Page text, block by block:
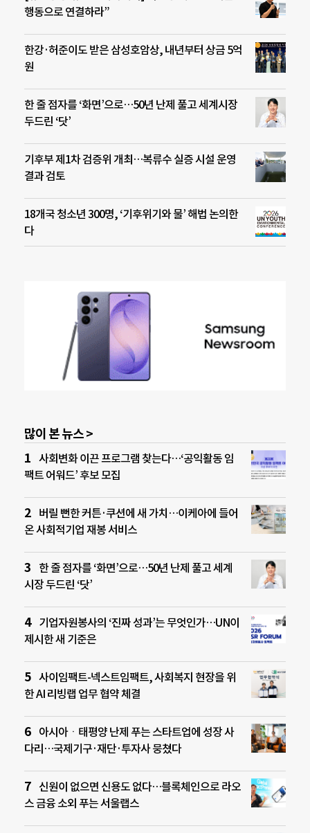
행동으로 연결하라”
한강·허준이도 받은 삼성호암상, 내년부터 상금 5억
원
한 줄 점자를 ‘화면’으로…50년 난제 풀고 세계시장
두드린 ‘닷’
기후부 제1차 검증위 개최…복류수 실증 시설 운영
결과 검토
18개국 청소년 300명, ‘기후위기와 물’ 해법 논의한
다
많이 본 뉴스 >
사회변화 이끈 프로그램 찾는다…‘공익활동 임
팩트 어워드’ 후보 모집
버릴 뻔한 커튼·쿠션에 새 가치…이케아에 들어
온 사회적기업 재봉 서비스
한 줄 점자를 ‘화면’으로…50년 난제 풀고 세계
시장 두드린 ‘닷’
기업자원봉사의 ‘진짜 성과’는 무엇인가…UN이
제시한 새 기준은
사이임팩트-넥스트임팩트, 사회복지 현장을 위
한 AI 리빙랩 업무 협약 체결
아시아ㆍ태평양 난제 푸는 스타트업에 성장 사
다리…국제기구·재단·투자사 뭉쳤다
신원이 없으면 신용도 없다…블록체인으로 라오
스 금융 소외 푸는 서울랩스